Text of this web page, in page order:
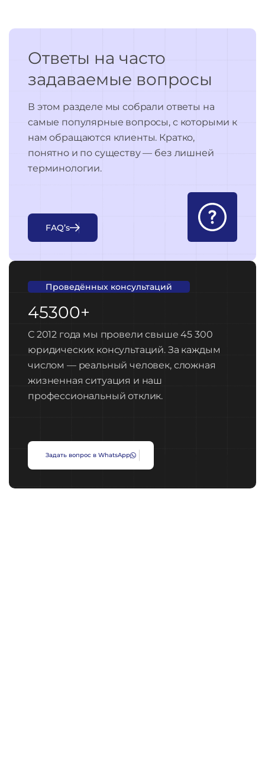
Ответы на часто
задаваемые вопросы
В этом разделе мы собрали ответы на
самые популярные вопросы, с которыми к
нам обращаются клиенты. Кратко,
понятно и по существу — без лишней
терминологии.
FAQ’s
Проведённых консультаций
45300+
С 2012 года мы провели свыше 45 300
юридических консультаций. За каждым
числом — реальный человек, сложная
жизненная ситуация и наш
профессиональный отклик.
Задать вопрос в WhatsApp